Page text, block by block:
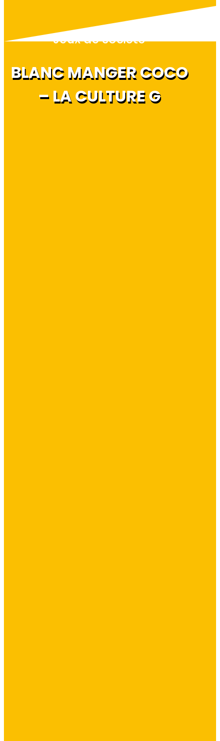
Jeux de société
BLANC MANGER COCO
– LA CULTURE G